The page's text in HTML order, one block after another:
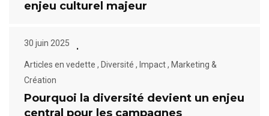
enjeu culturel majeur
30 juin 2025
Articles en vedette , Diversité , Impact, Marketing &
Création
Pourquoi la diversité devient un enjeu
central pour les campagnes